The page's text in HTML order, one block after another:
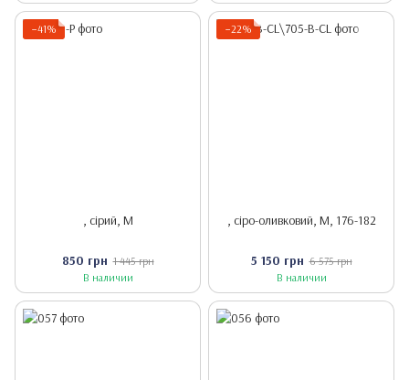
−41%
, сірий, M
850 грн 1 445 грн
В наличии
−22%
, сіро-оливковий, M, 176-182
5 150 грн 6 575 грн
В наличии